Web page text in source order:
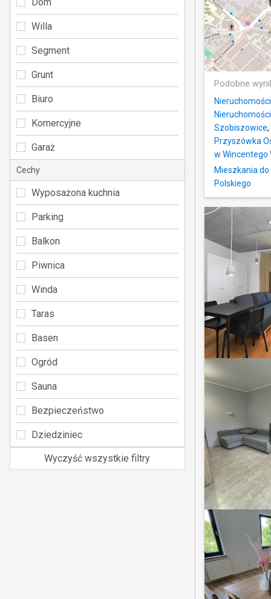
Podobne
Szobiszowice,
Przyszówka
w Wincentego
Mieszkania do
Polskiego
Willa
Segment
Grunt
Biuro
Komercyjne
Garaż
Cechy
Wyposażona kuchnia
Parking
Balkon
Piwnica
Winda
Taras
Basen
Ogród
Sauna
Bezpieczeństwo
Dziedziniec
Wyczyść wszystkie filtry